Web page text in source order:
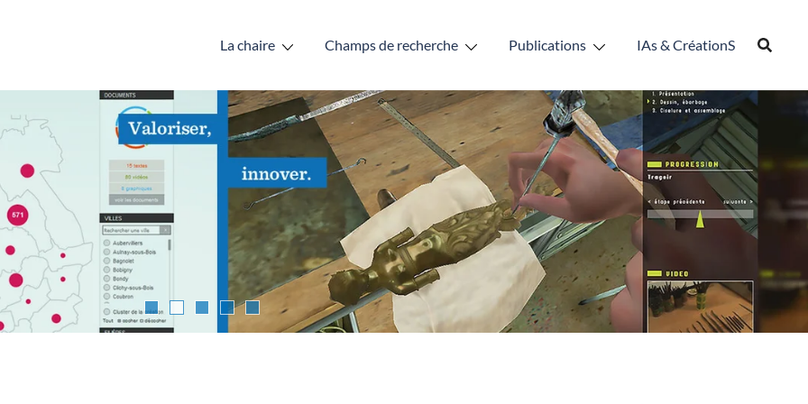
La chaire Champs de recherche Publications IAs & CréationS